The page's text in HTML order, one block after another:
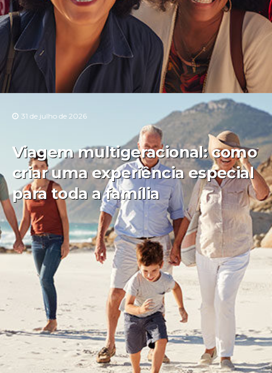
31 de julho de 2026
Viagem multigeracional: como
criar uma experiência especial
para toda a família